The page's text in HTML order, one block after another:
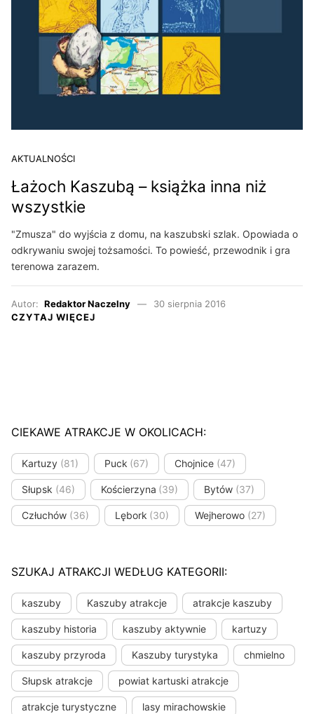
AKTUALNOŚCI
Łażoch Kaszubą – książka inna niż
wszystkie
"Zmusza" do wyjścia z domu, na kaszubski szlak. Opowiada o
odkrywaniu swojej tożsamości. To powieść, przewodnik i gra
terenowa zarazem.
Autor: Redaktor Naczelny
30 sierpnia 2016
CZYTAJ WIĘCEJ
CIEKAWE ATRAKCJE W OKOLICACH:
Kartuzy (81) Puck (67) Chojnice (47)
Słupsk (46) Kościerzyna (39) Bytów (37)
Człuchów (36) Lębork (30) Wejherowo (27)
SZUKAJ ATRAKCJI WEDŁUG KATEGORII:
kaszuby Kaszuby atrakcje atrakcje kaszuby
kaszuby historia kaszuby aktywnie kartuzy
kaszuby przyroda Kaszuby turystyka chmielno
Słupsk atrakcje powiat kartuski atrakcje
atrakcje turystyczne lasy mirachowskie